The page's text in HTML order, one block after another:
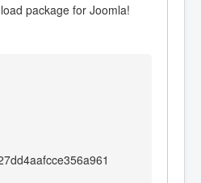
package for Joomla!